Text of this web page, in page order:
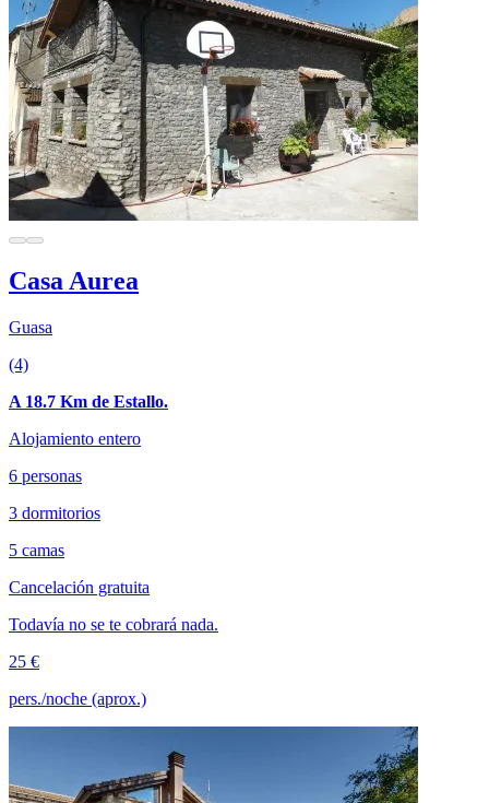
Casa Aurea
Guasa
(4)
A 18.7 Km de Estallo.
Alojamiento entero
6 personas
3 dormitorios
5 camas
Cancelación gratuita
Todavía no se te cobrará nada.
25 €
pers./noche (aprox.)